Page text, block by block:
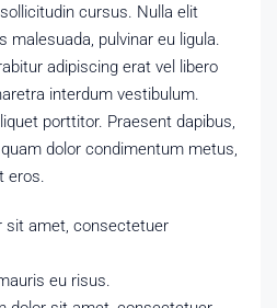
cursus. Nulla elit
malesuada, pulvinar eu ligula.
adipiscing erat vel libero
interdum vestibulum.
porttitor. Praesent dapibus,
dolor condimentum metus,
eros.
sit amet, consectetuer
eu risus.